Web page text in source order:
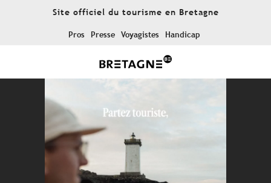
Site officiel du tourisme en Bretagne
Pros Presse Voyagistes Handicap